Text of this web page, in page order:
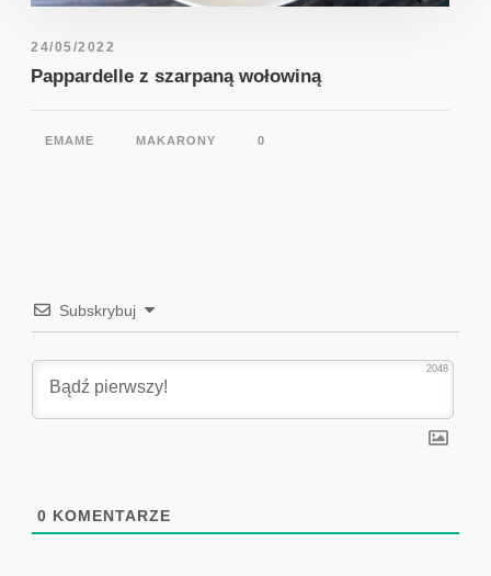
24/05/2022
Pappardelle z szarpaną wołowiną
EMAME MAKARONY 0
Subskrybuj
2048
0 KOMENTARZE